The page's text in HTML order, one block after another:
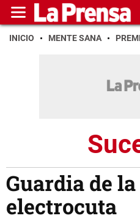
INICIO MENTE SANA
Guardia de
electrocuta